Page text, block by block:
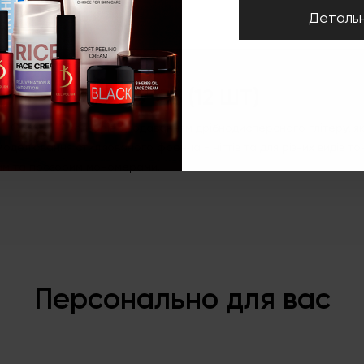
Набір кольорових акрилів G3 (12 шт)
АКРИЛУ G3 (12 ШТ)
36) – 12 кольорів з додаванням дрібнодисперсного глітеру,
стилізованого френча - нігтів та для різних видів
та прозорим мономерами.
Персонально для вас